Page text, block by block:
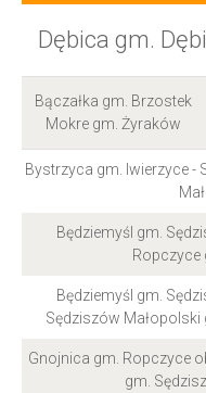
Dębica gm.
Bączałka gm. Brzostek
Mokre gm. Żyraków
Bystrzyca gm. Iwierzyce -
Będziemyśl gm.
Ropczyce
Będziemyśl gm.
Sędziszów
Gnojnica gm. Ropczyce
gm.